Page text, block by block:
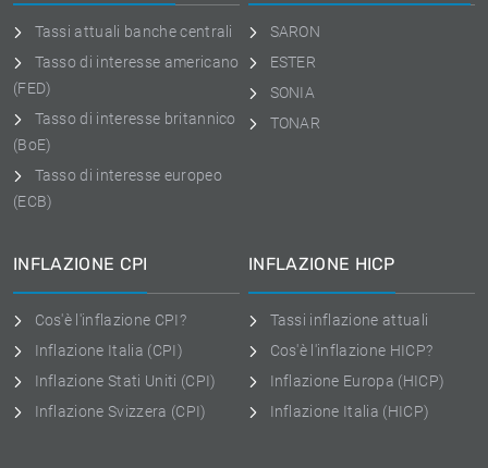
Tassi attuali banche centrali
Tasso di interesse americano
(FED)
Tasso di interesse britannico
(BoE)
Tasso di interesse europeo
(ECB)
SARON
ESTER
SONIA
TONAR
INFLAZIONE CPI
Cos'è l'inflazione CPI?
Inflazione Italia (CPI)
Inflazione Stati Uniti (CPI)
Inflazione Svizzera (CPI)
INFLAZIONE HICP
Tassi inflazione attuali
Cos'è l'inflazione HICP?
Inflazione Europa (HICP)
Inflazione Italia (HICP)